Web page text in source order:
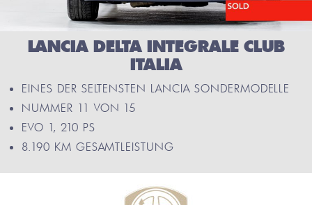
LANCIA DELTA INTEGRALE CLUB
ITALIA
EINES DER SELTENSTEN LANCIA SONDERMODELLE
NUMMER 11 VON 15
EVO 1, 210 PS
8.190 KM GESAMTLEISTUNG